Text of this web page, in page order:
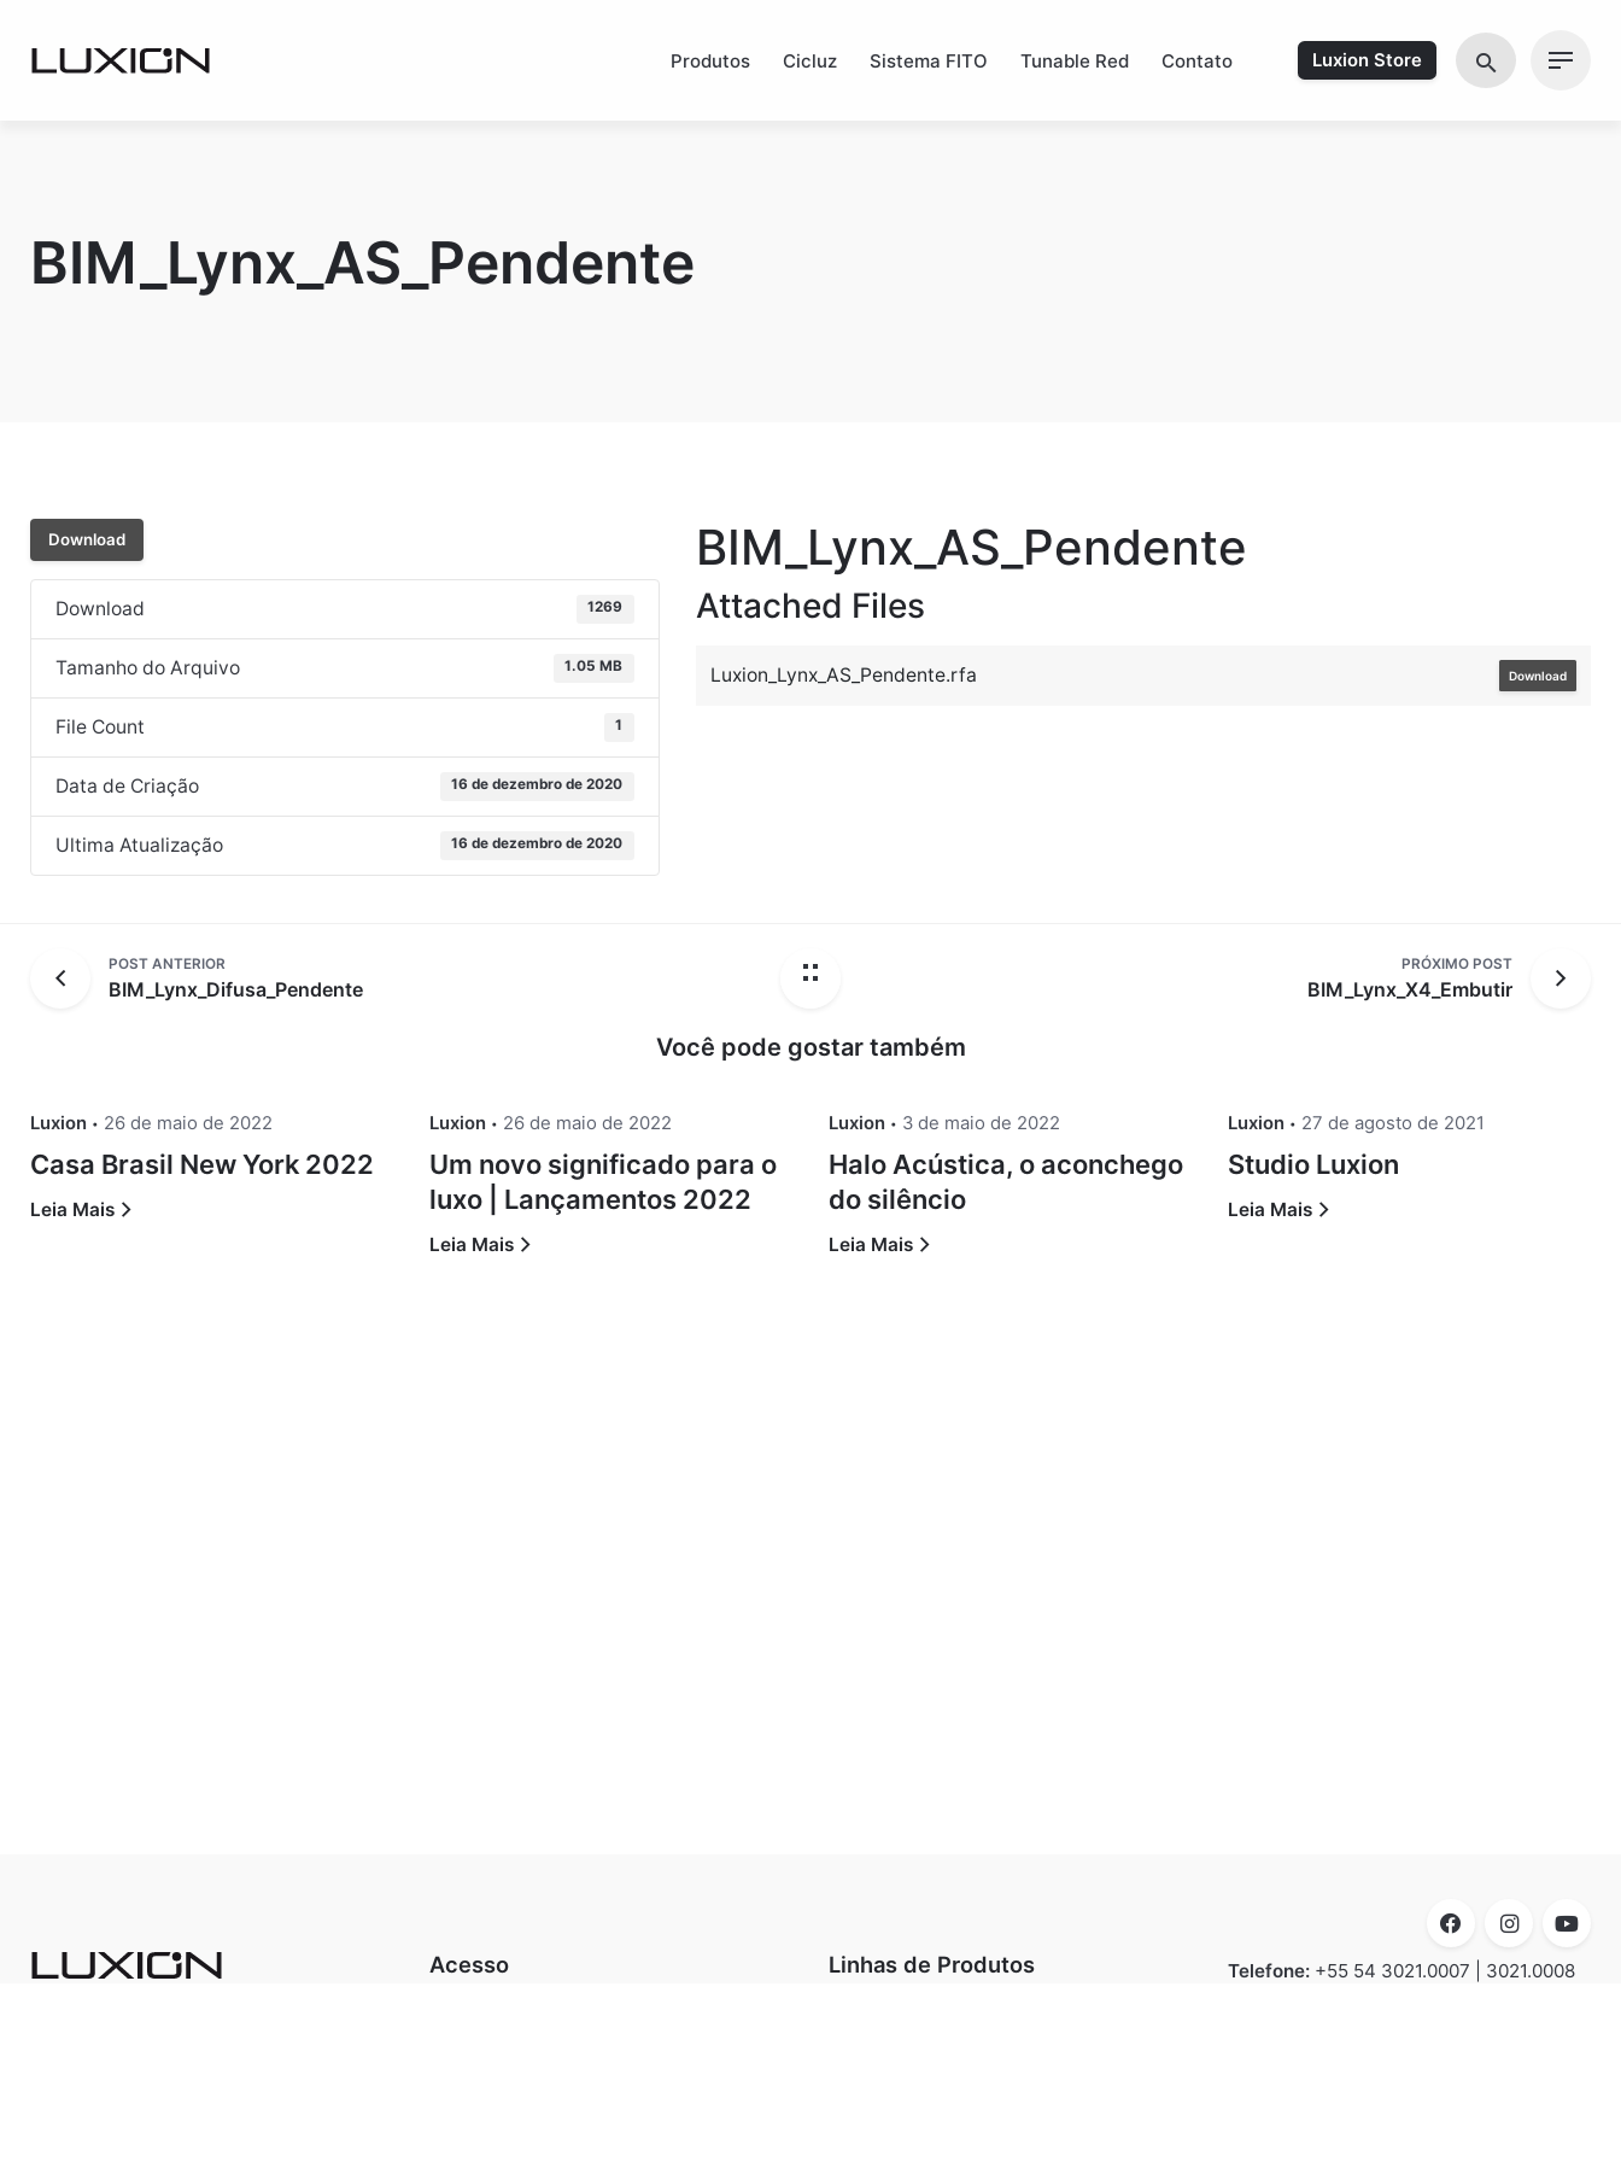
Produtos Cicluz Sistema FITO Tunable Red Contato Luxion Store
BIM_Lynx_AS_Pendente
Download
Download 1269
Tamanho do Arquivo 1.05 MB
File Count 1
Data de Criação 16 de dezembro de 2020
Ultima Atualização 16 de dezembro de 2020
BIM_Lynx_AS_Pendente
Attached Files
Luxion_Lynx_AS_Pendente.rfa Download
POST ANTERIOR
BIM_Lynx_Difusa_Pendente
PRÓXIMO POST
BIM_Lynx_X4_Embutir
Você pode gostar também
Luxion 26 de maio de 2022
Casa Brasil New York 2022
Leia Mais
Luxion 26 de maio de 2022
Um novo significado para o
luxo | Lançamentos 2022
Leia Mais
Luxion 3 de maio de 2022
Halo Acústica, o aconchego
do silêncio
Leia Mais
Luxion 27 de agosto de 2021
Studio Luxion
Leia Mais
Acesso Linhas de Produtos Telefone: +55 54 3021.0007 | 3021.0008